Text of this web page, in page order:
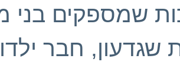
שמספקים בני
שגדעון, חבר